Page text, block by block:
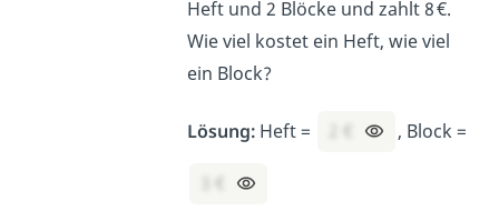
Heft und 2 Blöcke und zahlt 8 €.
Wie viel kostet ein Heft, wie viel
ein Block?
Lösung:Heft = , Block =